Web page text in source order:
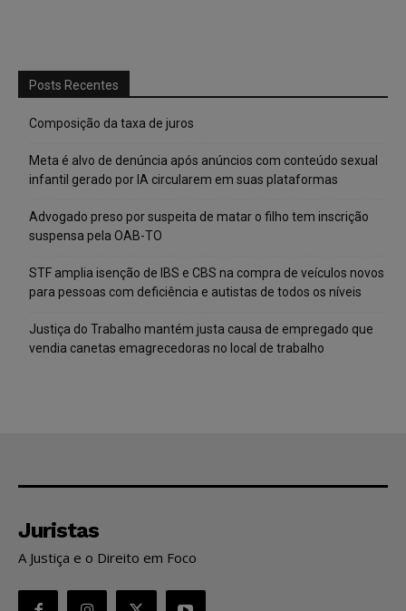
Posts Recentes
Composição da taxa de juros
Meta é alvo de denúncia após anúncios com conteúdo sexual
infantil gerado por IA circularem em suas plataformas
Advogado preso por suspeita de matar o filho tem inscrição
suspensa pela OAB-TO
STF amplia isenção de IBS e CBS na compra de veículos novos
para pessoas com deficiência e autistas de todos os níveis
Justiça do Trabalho mantém justa causa de empregado que
vendia canetas emagrecedoras no local de trabalho
Juristas
A Justiça e o Direito em Foco